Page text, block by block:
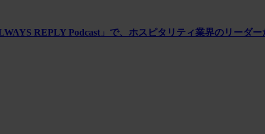
REPLY Podcast」で、ホスピタリティ業界のリーダ